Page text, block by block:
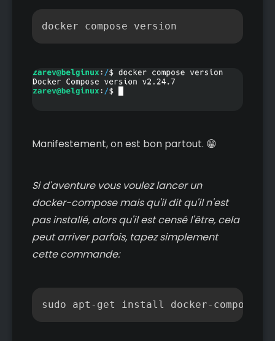
docker compose version
Manifestement, on est bon partout. 😁
Si d'aventure vous voulez lancer un
docker-compose mais qu'il dit qu'il n'est
pas installé, alors qu'il est censé l'être, cela
peut arriver parfois, tapez simplement
cette commande:
sudo apt-get install docker-compose-